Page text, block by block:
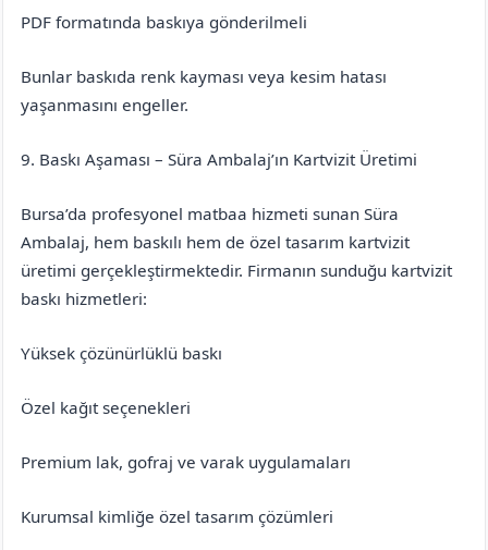
PDF formatında baskıya gönderilmeli
Bunlar baskıda renk kayması veya kesim hatası
yaşanmasını engeller.
9. Baskı Aşaması – Süra Ambalaj’ın Kartvizit Üretimi
Bursa’da profesyonel matbaa hizmeti sunan Süra
Ambalaj, hem baskılı hem de özel tasarım kartvizit
üretimi gerçekleştirmektedir. Firmanın sunduğu kartvizit
baskı hizmetleri:
Yüksek çözünürlüklü baskı
Özel kağıt seçenekleri
Premium lak, gofraj ve varak uygulamaları
Kurumsal kimliğe özel tasarım çözümleri